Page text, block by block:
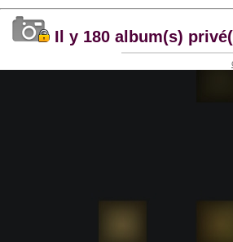
Il y 180 album(s)